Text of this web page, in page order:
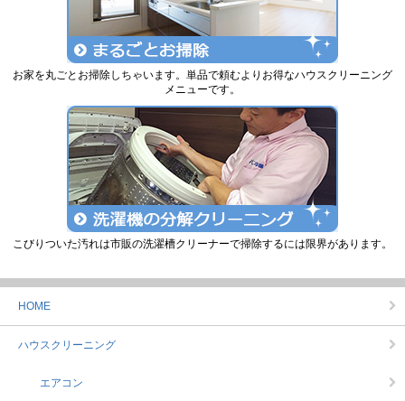
お家を丸ごとお掃除しちゃいます。単品で頼むよりお得なハウスクリーニング
メニューです。
こびりついた汚れは市販の洗濯槽クリーナーで掃除するには限界があります。
HOME
ハウスクリーニング
エアコン